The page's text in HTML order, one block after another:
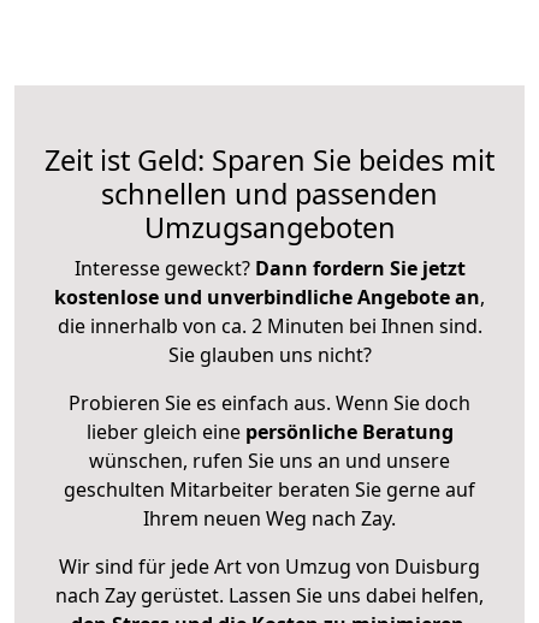
Zeit ist Geld: Sparen Sie beides mit
schnellen und passenden
Umzugsangeboten
Interesse geweckt? Dann fordern Sie jetzt
kostenlose und unverbindliche Angebote an,
die innerhalb von ca. 2 Minuten bei Ihnen sind.
Sie glauben uns nicht?
Probieren Sie es einfach aus. Wenn Sie doch
lieber gleich eine persönliche Beratung
wünschen, rufen Sie uns an und unsere
geschulten Mitarbeiter beraten Sie gerne auf
Ihrem neuen Weg nach Zay.
Wir sind für jede Art von Umzug von Duisburg
nach Zay gerüstet. Lassen Sie uns dabei helfen,